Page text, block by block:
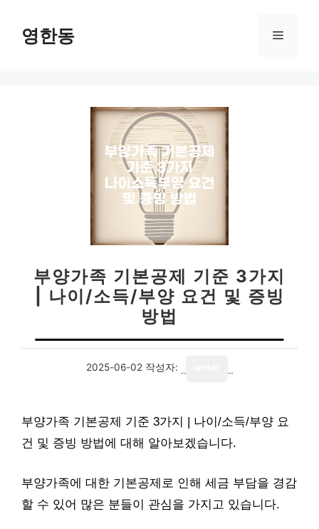
영한동 메
부양가족 기본공제 기준 3가지
| 나이/소득/부양 요건 및 증빙
방법
2025-06-02 작성자:
부양가족 기본공제 기준 3가지 | 나이/소득/부양 요
건 및 증빙 방법에 대해 알아보겠습니다.
부양가족에 대한 기본공제로 인해 세금 부담을 경감
할 수 있어 많은 분들이 관심을 가지고 있습니다.